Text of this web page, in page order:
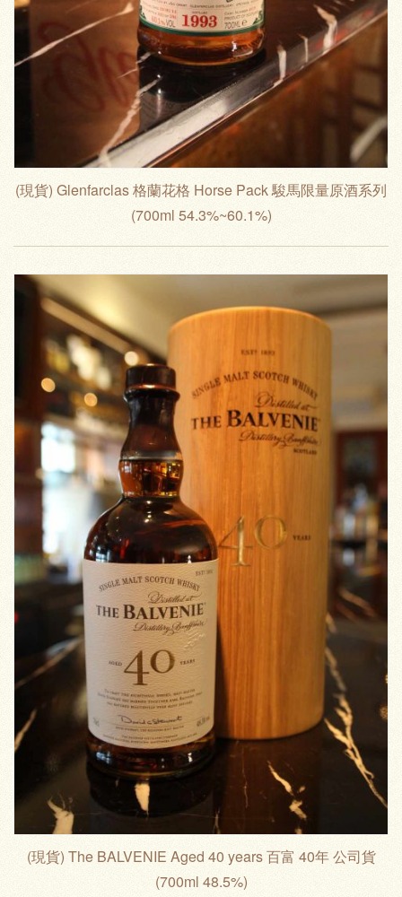
(現貨) Glenfarclas 格蘭花格 Horse Pack 駿馬限量原酒系列
(700ml 54.3%~60.1%)
(現貨) The BALVENIE Aged 40 years 百富 40年 公司貨
(700ml 48.5%)